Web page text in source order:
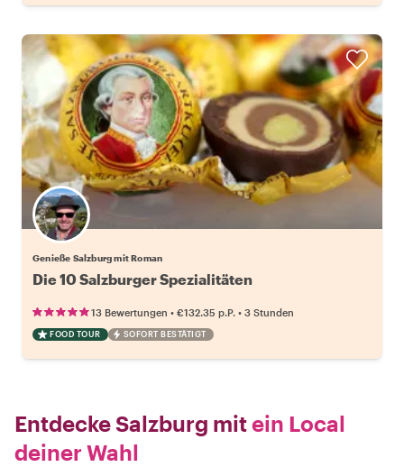
Genieße Salzburg mit Roman
Die 10 Salzburger Spezialitäten
13 Bewertungen • €132.35 p.P. • 3 Stunden
FOOD TOUR SOFORT BESTÄTIGT
Entdecke Salzburg mitein Local
deiner Wahl